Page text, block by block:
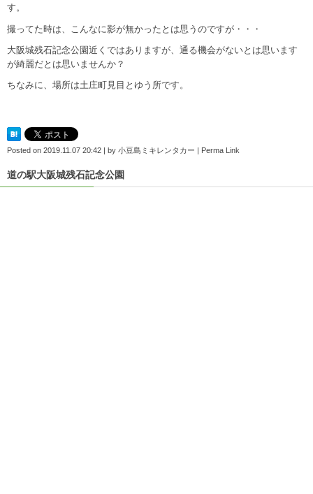
す。
撮ってた時は、こんなに影が無かったとは思うのですが・・・
大阪城残石記念公園近くではありますが、通る機会がないとは思います
が綺麗だとは思いませんか？
ちなみに、場所は土庄町見目とゆう所です。
Posted on 2019.11.07 20:42 by 小豆島ミキレンタカー Perma Link
道の駅大阪城残石記念公園